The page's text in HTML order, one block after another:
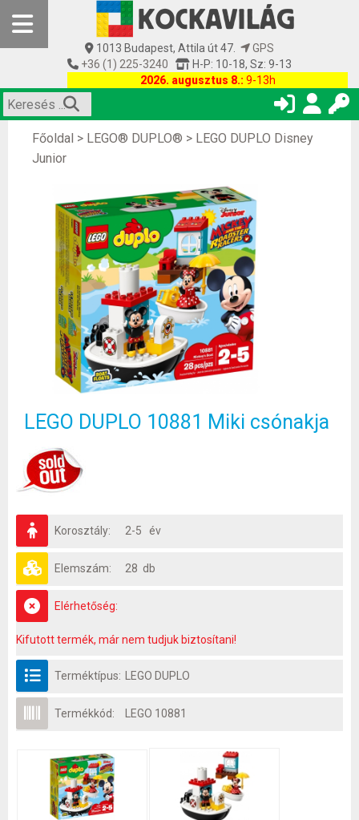
1013 Budapest, Attila út 47.
GPS
+36 (1) 225-3240
H-P: 10-18, Sz: 9-13
2026. augusztus 8.: 9-13h
Főoldal > LEGO® DUPLO® > LEGO DUPLO Disney
Junior
LEGO DUPLO 10881 Miki csónakja
Korosztály: 2-5 év
Elemszám: 28 db
Elérhetőség:
Kifutott termék, már nem tudjuk biztosítani!
Terméktípus: LEGO DUPLO
Termékkód: LEGO 10881